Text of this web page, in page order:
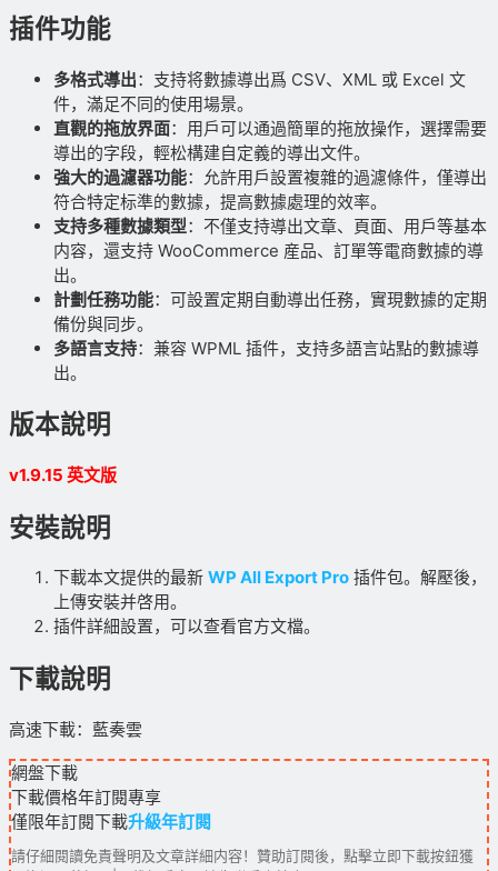
插件功能
多格式導出：支持将數據導出爲 CSV、XML 或 Excel 文
件，滿足不同的使用場景。
直觀的拖放界面：用戶可以通過簡單的拖放操作，選擇需要
導出的字段，輕松構建自定義的導出文件。
強大的過濾器功能：允許用戶設置複雜的過濾條件，僅導出
符合特定标準的數據，提高數據處理的效率。
支持多種數據類型：不僅支持導出文章、頁面、用戶等基本
内容，還支持 WooCommerce 産品、訂單等電商數據的導
出。
計劃任務功能：可設置定期自動導出任務，實現數據的定期
備份與同步。
多語言支持：兼容 WPML 插件，支持多語言站點的數據導
出。
版本說明
v1.9.15 英文版
安裝說明
下載本文提供的最新 WP All Export Pro 插件包。解壓後，
上傳安裝并啓用。
插件詳細設置，可以查看官方文檔。
下載說明
高速下載：藍奏雲
網盤下載
下載價格年訂閱專享
僅限年訂閱下載升級年訂閱
請仔細閱讀免責聲明及文章詳細内容！贊助訂閱後，點擊立即下載按鈕獲